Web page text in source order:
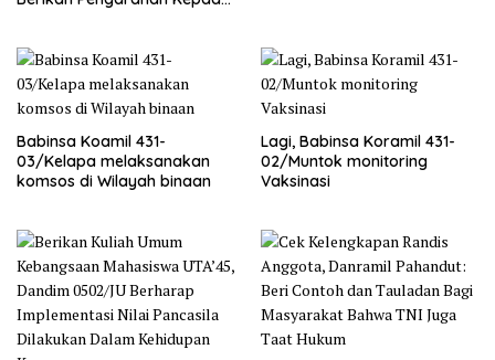
Babinsa Koamil 431-
03/Kelapa melaksanakan
komsos di Wilayah binaan
Lagi, Babinsa Koramil 431-
02/Muntok monitoring
Vaksinasi